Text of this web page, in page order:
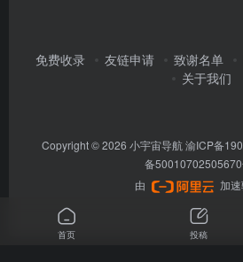
免费收录 友链申请 致谢名单
关于我们
Copyright © 2026 小宇宙导航 渝ICP备
备
由
加
首页 投稿